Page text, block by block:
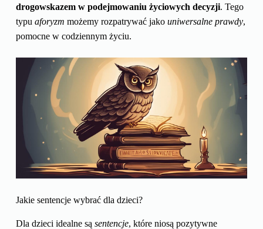
drogowskazem w podejmowaniu życiowych decyzji. Tego
typu aforyzm możemy rozpatrywać jako uniwersalne prawdy,
pomocne w codziennym życiu.
Jakie sentencje wybrać dla dzieci?
Dla dzieci idealne są sentencje, które niosą pozytywne